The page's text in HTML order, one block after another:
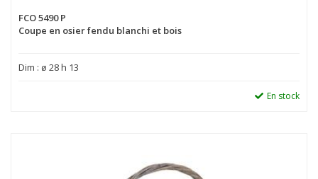
FCO 5490 P
Coupe en osier fendu blanchi et bois
Dim : ø 28 h 13
En stock